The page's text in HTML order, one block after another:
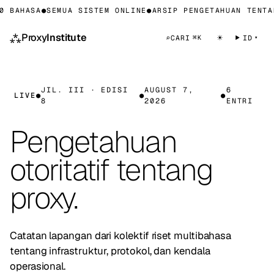
●SEMUA SISTEM ONLINE●ARSIP PENGETAHUAN
⁂ProxyInstitute ⌕CARI ⌘K ☀ ID
LIVE●
JIL. III · EDISI
8
●
AUGUST 7,
2026
●
6
ENTRI
Pengetahuan
otoritatif tentang
proxy.
Catatan lapangan dari kolektif riset multibahasa
tentang infrastruktur, protokol, dan kendala
operasional.